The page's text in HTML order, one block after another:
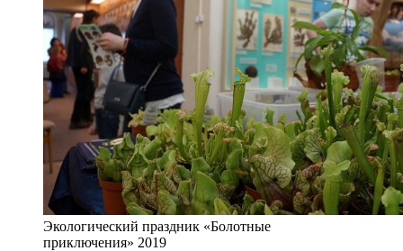
Экологический праздник «Болотные
приключения» 2019